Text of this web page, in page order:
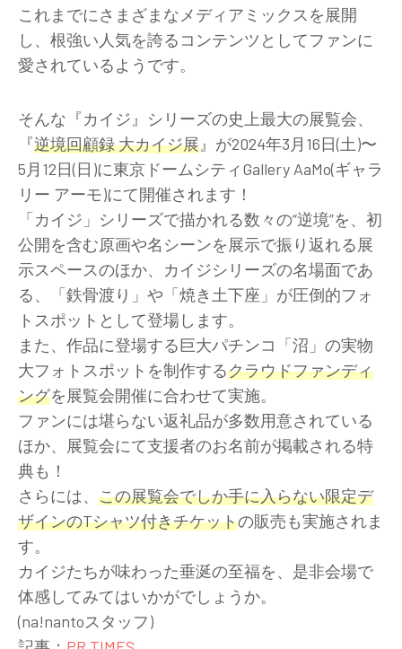
これまでにさまざまなメディアミックスを展開
し、根強い人気を誇るコンテンツとしてファンに
愛されているようです。
そんな『カイジ』シリーズの史上最大の展覧会、
『逆境回顧録 大カイジ展 』が2024年3月16日(土)〜
5月12日(日)に東京ドームシティGallery AaMo(ギャラ
リー アーモ)にて開催されます！
「カイジ」シリーズで描かれる数々の“逆境”を、初
公開を含む原画や名シーンを展示で振り返れる展
示スペースのほか、カイジシリーズの名場面であ
る、「鉄骨渡り」や「焼き土下座」が圧倒的フォ
トスポットとして登場します。
また、作品に登場する巨大パチンコ「沼」の実物
大フォトスポットを制作するクラウドファンディ
ングを展覧会開催に合わせて実施。
ファンには堪らない返礼品が多数用意されている
ほか、展覧会にて支援者のお名前が掲載される特
典も！
さらには、 この展覧会でしか手に入らない限定デ
ザインのTシャツ付きチケットの販売も実施されま
す。
カイジたちが味わった垂涎の至福を、是非会場で
体感してみてはいかがでしょうか。
(na!nantoスタッフ)